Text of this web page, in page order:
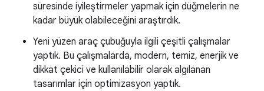
süresinde iyileştirmeler yapmak için düğmelerin ne
kadar büyük olabileceğini araştırdık.
Yeni yüzen araç çubuğuyla ilgili çeşitli çalışmalar
yaptık. Bu çalışmalarda, modern, temiz, enerjik ve
dikkat çekici ve kullanılabilir olarak algılanan
tasarımlar için optimizasyon yaptık.